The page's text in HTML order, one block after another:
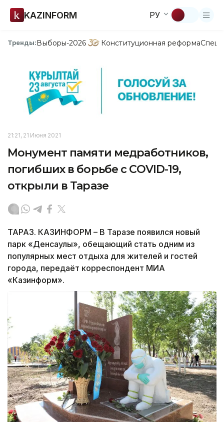
KAZINFORM РУ
Тренды:Выборы-2026 Конституционная реформа
21:21, 21 Июня 2021
Монумент памяти медработников,
погибших в борьбе с COVID-19,
открыли в Таразе
ТАРАЗ. КАЗИНФОРМ – В Таразе появился новый
парк «Денсаулық», обещающий стать одним из
популярных мест отдыха для жителей и гостей
города, передаёт корреспондент МИА
«Казинформ».